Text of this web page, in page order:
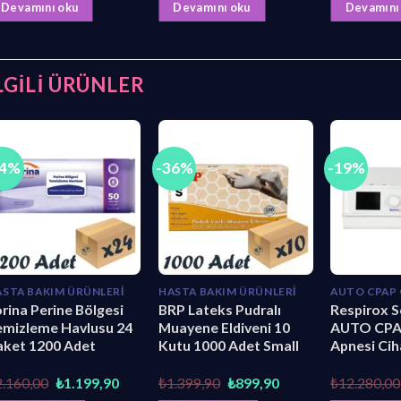
Devamını oku ₺12.350,00.
Devamını oku
ÜRÜNLER
BAKIM ÜRÜNLERI
Perine Bölgesi
Havlusu 24
1200 Adet
Orijinal
₺1.199,90Şu
-36%
HASTA BAKIM ÜRÜNLERI
BRP Lateks Pudralı
Muayene Eldiveni 10
Kutu 1000 Adet Small
₺1.399,90 Orijinal
₺899,90Şu
-19%
AUTO CPAP
Respirox
AUTO
Apnesi
₺12.280,00